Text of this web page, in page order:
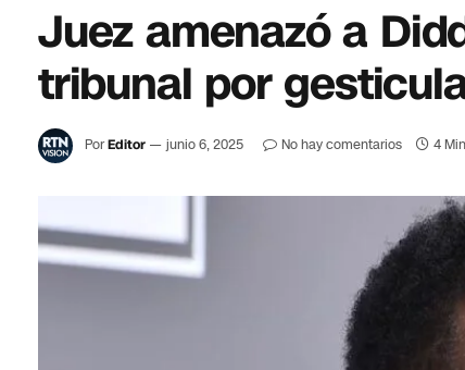
Juez amenazó a
tribunal por
PorEditor junio 6, 2025 No hay comentarios 4